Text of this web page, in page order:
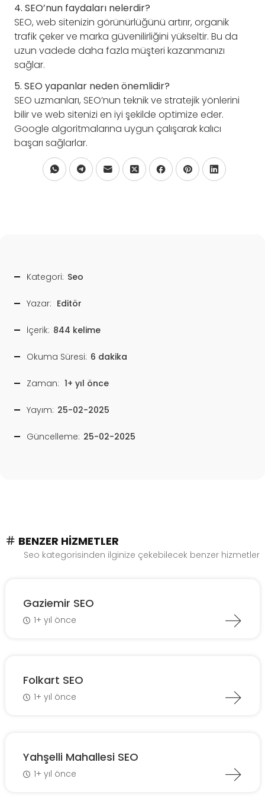
4. SEO’nun faydaları nelerdir?
SEO, web sitenizin görünürlüğünü artırır, organik
trafik çeker ve marka güvenilirliğini yükseltir. Bu da
uzun vadede daha fazla müşteri kazanmanızı
sağlar.
5. SEO yapanlar neden önemlidir?
SEO uzmanları, SEO’nun teknik ve stratejik yönlerini
bilir ve web sitenizi en iyi şekilde optimize eder.
Google algoritmalarına uygun çalışarak kalıcı
başarı sağlarlar.
Kategori: Seo
Yazar: Editör
İçerik: 844 kelime
Okuma Süresi: 6 dakika
Zaman: 1+ yıl önce
Yayım: 25-02-2025
Güncelleme: 25-02-2025
BENZER HIZMETLER
Seo kategorisinden ilginize çekebilecek benzer hizmetler
Gaziemir SEO
1+ yıl önce
Folkart SEO
1+ yıl önce
Yahşelli Mahallesi SEO
1+ yıl önce